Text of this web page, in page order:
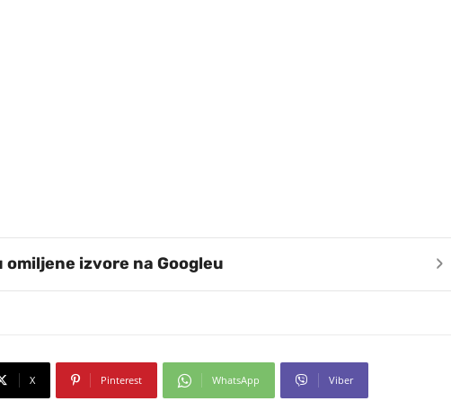
omiljene izvore na Googleu ›
X Pinterest WhatsApp Viber